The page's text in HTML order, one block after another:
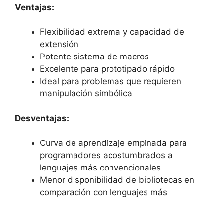
Ventajas:
Flexibilidad extrema y capacidad de
extensión
Potente sistema de macros
Excelente para prototipado rápido
Ideal para problemas que requieren
manipulación simbólica
Desventajas:
Curva de aprendizaje empinada para
programadores acostumbrados a
lenguajes más convencionales
Menor disponibilidad de bibliotecas en
comparación con lenguajes más